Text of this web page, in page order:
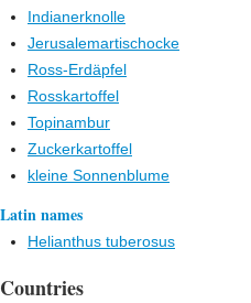
Indianerknolle
Jerusalemartischocke
Ross-Erdäpfel
Rosskartoffel
Topinambur
Zuckerkartoffel
kleine Sonnenblume
Latin names
Helianthus tuberosus
Countries